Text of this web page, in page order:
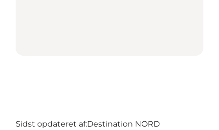
Sidst opdateret af:Destination NORD